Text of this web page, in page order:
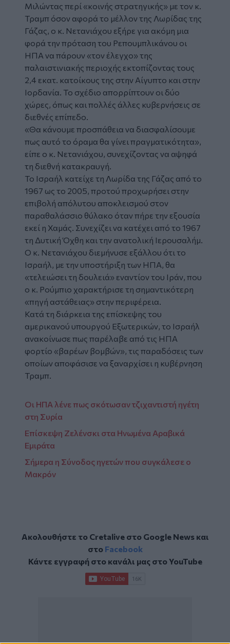
Μιλώντας περί «κοινής στρατηγικής» με τον κ.
Τραμπ όσον αφορά το μέλλον της Λωρίδας της
Γάζας, ο κ. Νετανιάχου εξήρε για ακόμη μια
φορά την πρόταση του Ρεπουμπλικάνου οι
ΗΠΑ να πάρουν «τον έλεγχο» της
παλαιστινιακής περιοχής εκτοπίζοντας τους
2,4 εκατ. κατοίκους της στην Αίγυπτο και στην
Ιορδανία. Το σχέδιο απορρίπτουν οι δύο
χώρες, όπως και πολλές άλλες κυβερνήσεις σε
διεθνές επίπεδο.
«Θα κάνουμε προσπάθεια να διασφαλίσουμε
πως αυτό το όραμα θα γίνει πραγματικότητα»,
είπε ο κ. Νετανιάχου, συνεχίζοντας να αψηφά
τη διεθνή κατακραυγή.
Το Ισραήλ κατείχε τη Λωρίδα της Γάζας από το
1967 ως το 2005, προτού προχωρήσει στην
επιβολή απόλυτου αποκλεισμού στον
παραθαλάσσιο θύλακο όταν πήρε την εξουσία
εκεί η Χαμάς. Συνεχίζει να κατέχει από το 1967
τη Δυτική Όχθη και την ανατολική Ιερουσαλήμ.
Ο κ. Νετανιάχου διεμήνυσε εξάλλου ότι το
Ισραήλ, με την υποστήριξη των ΗΠΑ, θα
«τελειώσει τη δουλειά» εναντίον του Ιράν, που
ο κ. Ρούμπιο χαρακτήρισε τη σημαντικότερη
«πηγή αστάθειας» στην περιφέρεια.
Κατά τη διάρκεια της επίσκεψης του
αμερικανού υπουργού Εξωτερικών, το Ισραήλ
ανακοίνωσε πως παρέλαβε από τις ΗΠΑ
φορτίο «βαρέων βομβών», τις παραδόσεις των
οποίων αποφάσισε να ξαναρχίσει η κυβέρνηση
Τραμπ.
Οι ΗΠΑ λένε πως σκότωσαν τζιχαντιστή ηγέτη
στη Συρία
Επίσκεψη Ζελένσκι στα Ηνωμένα Αραβικά
Εμιράτα
Σήμερα η Σύνοδος ηγετών που συγκάλεσε ο
Μακρόν
Ακολουθήστε το Cretalive στο Google Newsκαι
στο Facebook
Κάντε εγγραφή στο κανάλι μας στοYouTube